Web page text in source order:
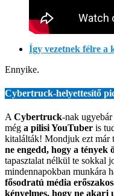
Így vezetnek félre a
Ennyike.
Cybertruck-helyettesítő
A Cybertruck-nak ugyebár
még a pilisi YouTuber is
kitalálták! Mondjuk ezt már
ne engedd, hogy a tények
tapasztalat nélkül te sokkal
mindennapokban munkára
fősodratú média
kényelmes, hogy ne